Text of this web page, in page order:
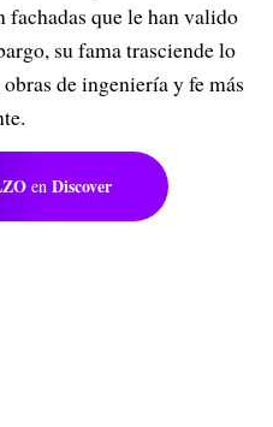
que le han valido
su fama trasciende lo
de ingeniería y fe más
en Discover